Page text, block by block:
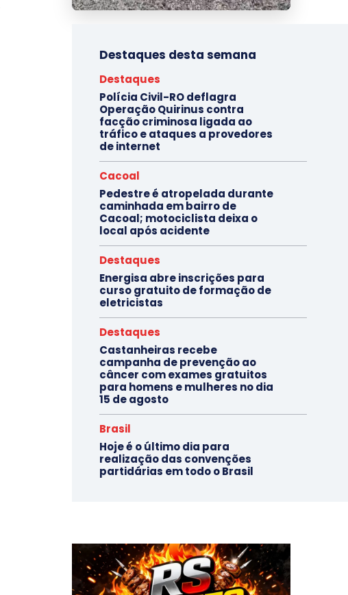
Destaques desta semana
Destaques
Polícia Civil-RO deflagra
Operação Quirinus contra
facção criminosa ligada ao
tráfico e ataques a provedores
de internet
Cacoal
Pedestre é atropelada durante
caminhada em bairro de
Cacoal; motociclista deixa o
local após acidente
Destaques
Energisa abre inscrições para
curso gratuito de formação de
eletricistas
Destaques
Castanheiras recebe
campanha de prevenção ao
câncer com exames gratuitos
para homens e mulheres no dia
15 de agosto
Brasil
Hoje é o último dia para
realização das convenções
partidárias em todo o Brasil